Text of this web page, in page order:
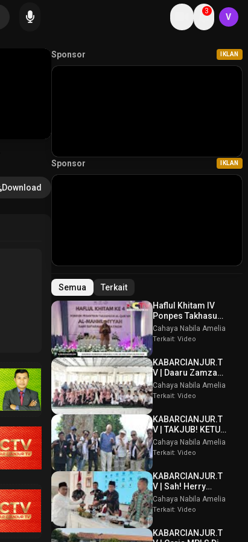
3
V
Download
Sponsor IKLAN
Sponsor IKLAN
Semua
Terkait
Haflul Khitam IV
Ponpes Takhasus
Al Qur’an Al
Mahmudiyyah Bani
Assatinem
Campaka
Cahaya Nabila Amelia
Terkait: Video
KABARCIANJUR.T
V | Daaru Zamzam
Berbagi
Kebahagiaan &
Sambut Muharram
1448 H
Cahaya Nabila Amelia
Terkait: Video
KABARCIANJUR.T
V | TAKJUB! KETUM
PPBI AKUI
POTENSI BATU
Cahaya Nabila Amelia
Terkait: Video
KABARCIANJUR.T
V | Sah! Herry
Wirawan Terpilih
Aklamasi Musda
Cianjur
Cahaya Nabila Amelia
Terkait: Video
KABARCIANJUR.T